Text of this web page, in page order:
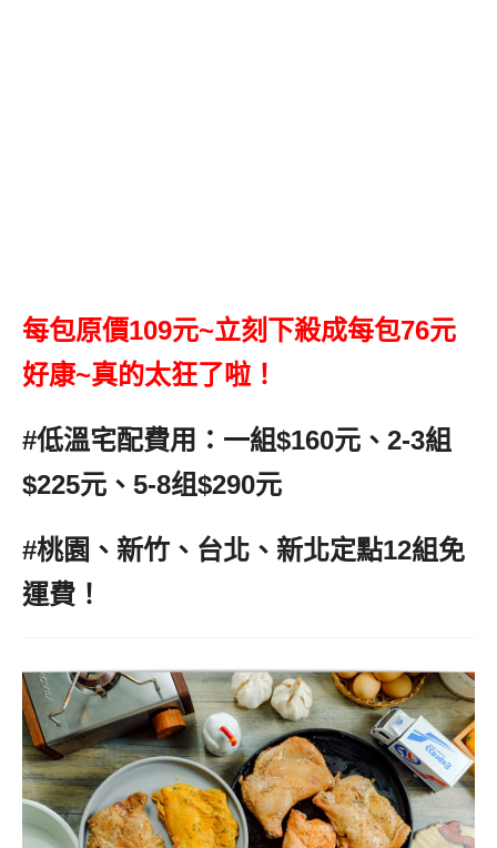
每包原價109元~立刻下殺成每包76元
好康~真的太狂了啦！
#低溫宅配費用：一組$160元、2-3組
$225元、5-8组$290元
#桃園、新竹、台北、新北定點12組免
運費！